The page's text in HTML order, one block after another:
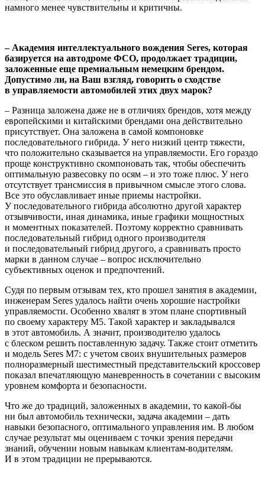
намного менее чувствительны и критичны.
– Академия интеллектуального вождения Seres, которая
базируется на автодроме ФСО, продолжает традиции,
заложенные еще премиальным немецким брендом.
Допустимо ли, на Ваш взгляд, говорить о сходстве
в управляемости автомобилей этих двух марок?
– Разница заложена даже не в отличиях брендов, хотя между
европейскими и китайскими брендами она действительно
присутствует. Она заложена в самой компоновке
последовательного гибрида. У него низкий центр тяжести,
что положительно сказывается на управляемости. Его гораздо
проще конструктивно скомпоновать так, чтобы обеспечить
оптимальную развесовку по осям – и это тоже плюс. У него
отсутствует трансмиссия в привычном смысле этого слова.
Все это обуславливает иные приемы настройки.
У последовательного гибрида абсолютно другой характер
отзывчивости, иная динамика, иные графики мощностных
и моментных показателей. Поэтому корректно сравнивать
последовательный гибрид одного производителя
и последовательный гибрид другого, а сравнивать просто
марки в данном случае – вопрос исключительно
субъективных оценок и предпочтений.
Судя по первым отзывам тех, кто прошел занятия в академии,
инженерам Seres удалось найти очень хорошие настройки
управляемости. Особенно хвалят в этом плане спортивный
по своему характеру М5. Такой характер и закладывался
в этот автомобиль. А значит, производителю удалось
с блеском решить поставленную задачу. Также стоит отметить
и модель Seres М7: с учетом своих внушительных размеров
полноразмерный шестиместный представительский кроссовер
показал впечатляющую маневренность в сочетании с высоким
уровнем комфорта и безопасности.
Что же до традиций, заложенных в академии, то какой-бы
ни был автомобиль технически, задача академии – дать
навыки безопасного, оптимального управления им. В любом
случае результат мы оцениваем с точки зрения передачи
знаний, обучении новым навыкам клиентам-водителям.
И в этом традиции не прерываются.